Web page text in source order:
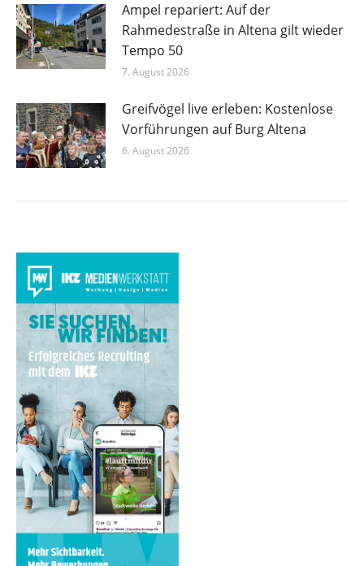
Ampel repariert: Auf der
Rahmedestraße in Altena gilt wieder
Tempo 50
7. August 2026
Greifvögel live erleben: Kostenlose
Vorführungen auf Burg Altena
6. August 2026